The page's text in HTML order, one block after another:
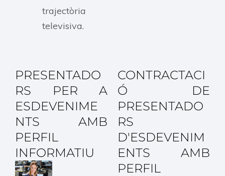
trajectòria
televisiva.
PRESENTADO
RS PER A
ESDEVENIME
NTS AMB
PERFIL
INFORMATIU
CONTRACTACI
Ó DE
PRESENTADO
RS
D'ESDEVENIM
ENTS AMB
PERFIL